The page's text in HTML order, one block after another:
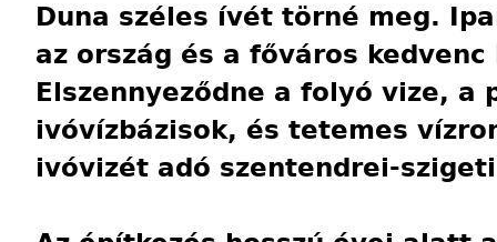
Duna széles ívét törné meg.
az ország és a főváros
Elszennyeződne a folyó vize, a
ivóvízbázisok, és tetemes
ivóvizét adó szentendrei-